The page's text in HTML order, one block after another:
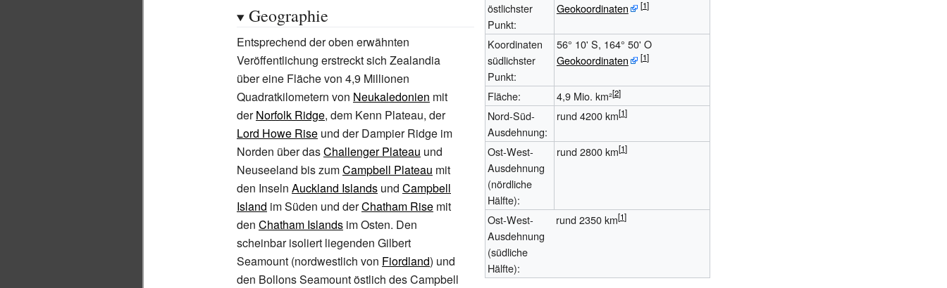
östlichster
Punkt:
Geokoordinaten
Koordinaten
südlichster
Punkt:
56° 10' S, 164° 50' O
Geokoordinaten
Fläche:
4,9 Mio. km²
Nord-Süd-
Ausdehnung:
rund 4200 km
Ost-West-
Ausdehnung
(nördliche
Hälfte):
rund 2800 km
Ost-West-
Ausdehnung
(südliche
Hälfte):
rund 2350 km
Geographie
Entsprechend der oben erwähnten
Veröffentlichung erstreckt sich Zealandia
über eine Fläche von 4,9 Millionen
Quadratkilometern von Neukaledonien mit
derNorfolk Ridge, dem Kenn Plateau, der
Lord Howe Rise und derDampier Ridge im
Norden über dasChallenger Plateau und
Neuseeland bis zumCampbell Plateau mit
den Inseln Auckland Islands und Campbell
Island im Süden und derChatham Rise mit
den Chatham Islands im Osten. Den
scheinbar isoliert liegenden Gilbert
Seamount (nordwestlich von Fiordland) und
den Bollons Seamountöstlich des Campbell